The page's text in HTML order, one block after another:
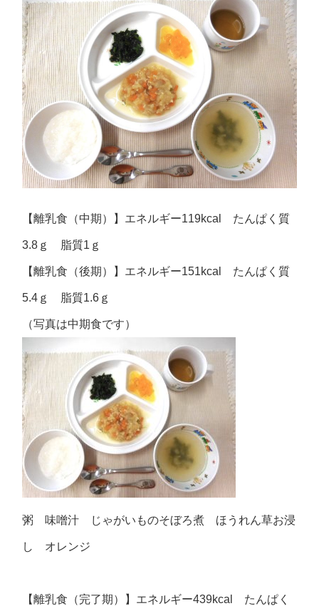
【離乳食（中期）】エネルギー119kcal たんぱく質
3.8ｇ 脂質1ｇ
【離乳食（後期）】エネルギー151kcal たんぱく質
5.4ｇ 脂質1.6ｇ
（写真は中期食です）
粥 味噌汁 じゃがいものそぼろ煮 ほうれん草お浸
し オレンジ
【離乳食（完了期）】エネルギー439kcal たんぱく